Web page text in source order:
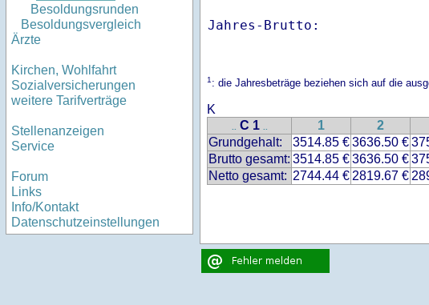
Besoldungsrunden
Besoldungsvergleich
Ärzte
Kirchen, Wohlfahrt
Sozialversicherungen
weitere Tarifverträge
Stellenanzeigen
Service
Forum
Links
Info/Kontakt
Datenschutzeinstellungen
Jahres-
1: die Jahresbeträge beziehen sich auf die
K
.. C 1 .. 1 2
Grundgehalt:
3514.85 €3636.50 €
Brutto gesamt: 3514.85 €3636.50 €
Netto gesamt: 2744.44 € 2819.67 €